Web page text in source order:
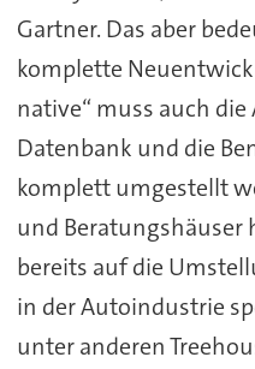
Gartner. Das aber
komplette
native“ muss auch
Datenbank und die
komplett umgestellt
und Beratungshäuser
bereits auf die
in der Autoindustrie
unter anderen